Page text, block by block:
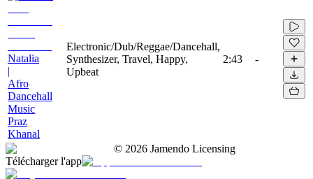
Natalia
|
Afro
Dancehall
Music
Praz
Khanal
Electronic/Dub/Reggae/Dancehall,
Synthesizer, Travel, Happy,
Upbeat
2:43 -
© 2026 Jamendo Licensing
Télécharger l'app